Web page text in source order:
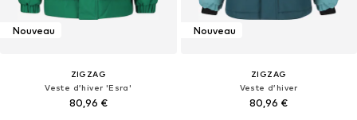
Nouveau
ZIGZAG
Veste d’hiver 'Esra'
80,96 €
Nouveau
ZIGZAG
Veste d’hiver
80,96 €